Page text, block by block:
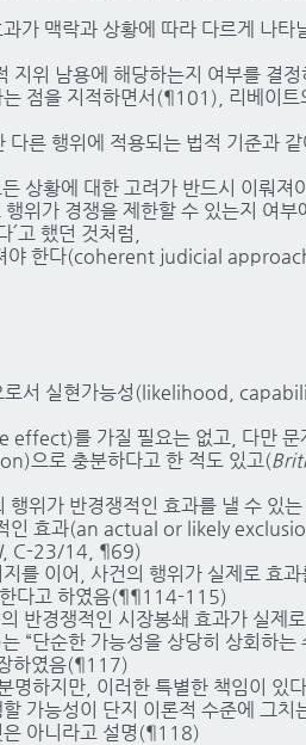
가 맥락과 상황에 따라 다르게 나타
위 남용에 해당하는지 여부를 결정
점을 지적하면서(¶101), 리베이트
른 행위에 적용되는 법적 기준과
상황에 대한 고려가 반드시 이뤄져
위가 경쟁을 제한할 수 있는지 여부
고 했던 것처럼,
야 한다(coherent judicial
로서 실현가능성(likelihood,
effect)를 가질 필요는 없고, 다만 문
으로 충분하다고 한 적도 있고(
위가 반경쟁적인 효과를 낼 수 있는
인 효과(an actual or likely
, C-23/14, ¶69)
를 이어, 사건의 행위가 실제로 효과
다고 하였음(¶¶114-115)
반경쟁적인 시장봉쇄 효과가 실제
“단순한 가능성을 상당히 상회하는
하였음(¶117)
명하지만, 이러한 특별한 책임이 있
가능성이 단지 이론적 수준에 그치
은 아니라고 설명(¶118)